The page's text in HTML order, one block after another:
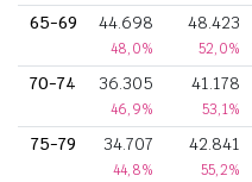
65-69 44.698
48,0%
48.423
52,0%
70-74 36.305
46,9%
41.178
53,1%
75-79 34.707
44,8%
42.841
55,2%